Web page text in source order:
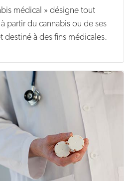
médical » désigne tout
partir du cannabis ou de ses
destiné à des fins médicales.